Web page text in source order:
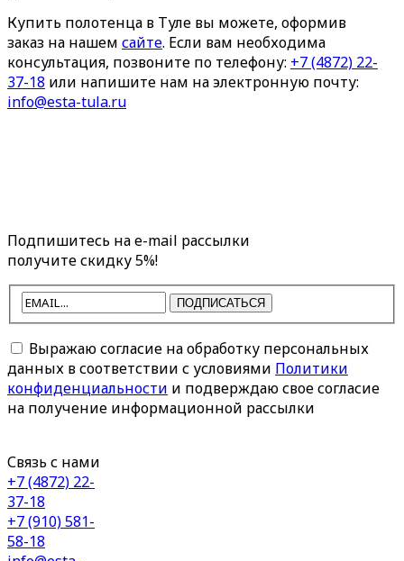
Купить полотенца в Туле вы можете, оформив
заказ на нашем сайте. Если вам необходима
консультация, позвоните по телефону: +7 (4872) 22-
37-18 или напишите нам на электронную почту:
info@esta-tula.ru
Подпишитесь на e-mail рассылки
получите скидку 5%!
ПОДПИСАТЬСЯ
Выражаю согласие на обработку персональных
данных в соответствии с условиями Политики
конфиденциальности и подверждаю свое согласие
на получение информационной рассылки
Связь с нами
+7 (4872) 22-
37-18
+7 (910) 581-
58-18